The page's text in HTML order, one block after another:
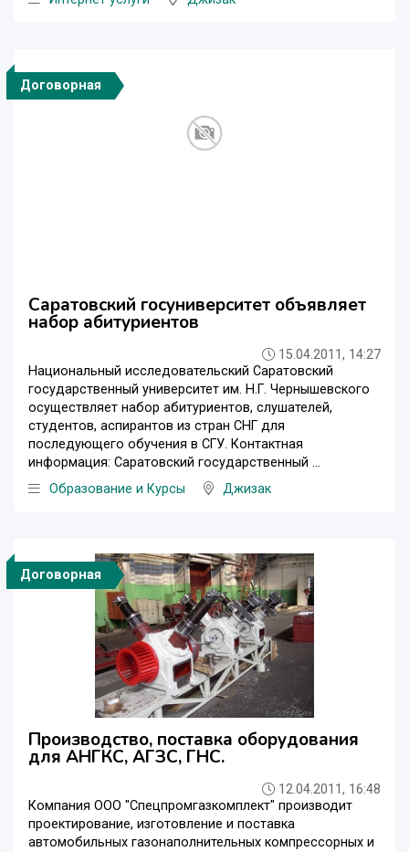
Договорная
Саратовский госуниверситет объявляет
набор абитуриентов
15.04.2011, 14:27
Национальный исследовательский Саратовский
государственный университет им. Н.Г. Чернышевского
осуществляет набор абитуриентов, слушателей,
студентов, аспирантов из стран СНГ для
последующего обучения в СГУ. Контактная
информация: Саратовский государственный ...
Образование и Курсы
Джизак
Договорная
Производство, поставка оборудования
для АНГКС, АГЗС, ГНС.
12.04.2011, 16:48
Компания ООО "Спецпромгазкомплект" производит
проектирование, изготовление и поставка
автомобильных газонаполнительных компрессорных и